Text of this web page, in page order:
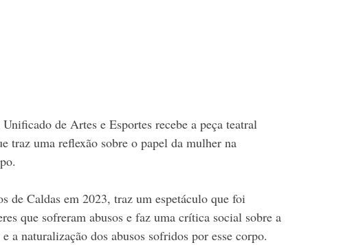
de Artes e Esportes recebe a peça teatral
traz uma reflexão sobre o papel da mulher na
de Caldas em 2023, traz um espetáculo que foi
que sofreram abusos e faz uma crítica social sobre a
a naturalização dos abusos sofridos por esse corpo.